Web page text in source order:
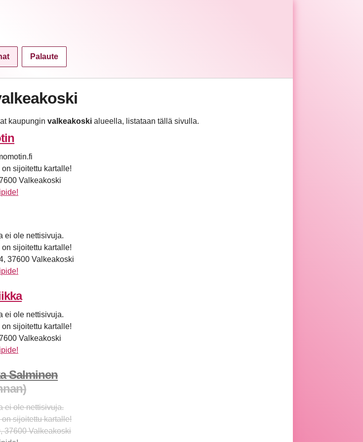
Palaute
kaupunginvalkeakoski alueella, listataan tällä sivulla.
sijoitettu kartalle!
Valkeakoski
ei ole nettisivuja.
sijoitettu kartalle!
37600 Valkeakoski
ei ole nettisivuja.
sijoitettu kartalle!
Valkeakoski
Salminen
ei ole nettisivuja.
sijoitettu kartalle!
37600 Valkeakoski